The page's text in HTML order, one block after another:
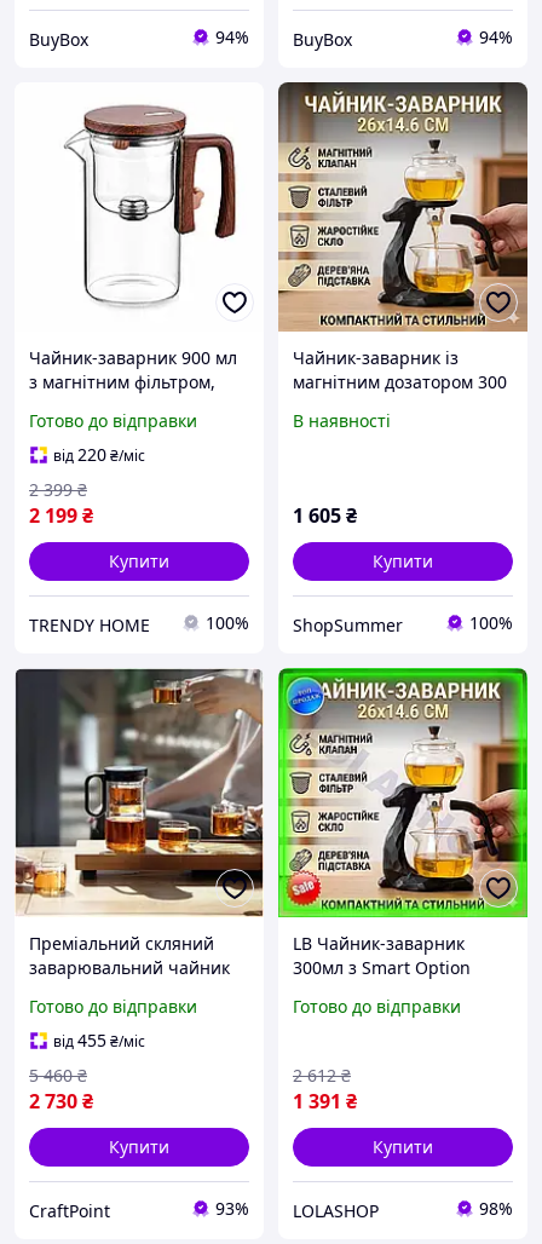
BuyBox 94% BuyBox 94%
Чайник-заварник 900 мл
з магнітним фільтром,
та води
Готово до відправки
від220₴/міс
2 199₴
2 399 ₴
Купити
TRENDY HОМЕ 100%
Чайник-заварник із
магнітним дозатором 300
неіржавкої сталі H1212
В наявності
1 605₴
Купити
ShopSummer 100%
Преміальний скляний
заварювальний чайник
магнітною кришкою та
швидким зливом
Готово до відправки
від455₴/міс
2 730₴
5 460 ₴
Купити
CraftPoint 93%
LB Чайник-заварник
300мл з Smart Option
фільтром з нержавіючої
Готово до відправки
1 391 ₴
2 612 ₴
Купити
LOLASHOP 98%